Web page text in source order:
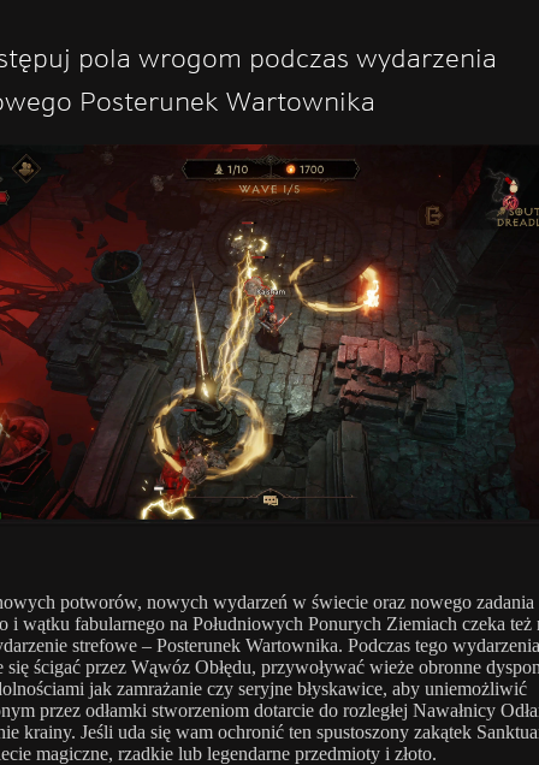
pola wrogom podczas wydarzenia
Posterunek Wartownika
potworów, nowych wydarzeń w świecie oraz nowego zadania
i wątku fabularnego na Południowych Ponurych Ziemiach czeka też
strefowe – Posterunek Wartownika. Podczas tego wydarzenia
się ścigać przez Wąwóz Obłędu, przywoływać wieże obronne
jak zamrażanie czy seryjne błyskawice, aby uniemożliwić
przez odłamki stworzeniom dotarcie do rozległej Nawałnicy
krainy. Jeśli uda się wam ochronić ten spustoszony zakątek
magiczne, rzadkie lub legendarne przedmioty i złoto.